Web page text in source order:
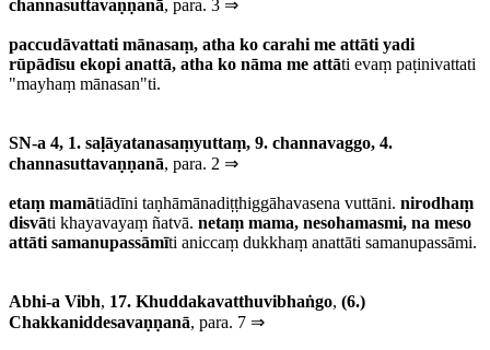
channasuttavaṇṇanā, para. 3 ⇒
paccudāvattati mānasaṃ, atha ko carahi me attāti yadi
rūpādīsu ekopi anattā, atha ko nāma me attāti evaṃ paṭinivattati
"mayhaṃ mānasan"ti.
SN-a 4, 1. saḷāyatanasaṃyuttaṃ, 9. channavaggo, 4.
channasuttavaṇṇanā, para. 2 ⇒
etaṃ mamātiādīni taṇhāmānadiṭṭhiggāhavasena vuttāni. nirodhaṃ
disvāti khayavayaṃ ñatvā. netaṃ mama, nesohamasmi, na meso
attāti samanupassāmīti aniccaṃ dukkhaṃ anattāti samanupassāmi.
Abhi-a Vibh, 17. Khuddakavatthuvibhaṅgo, (6.)
Chakkaniddesavaṇṇanā, para. 7 ⇒